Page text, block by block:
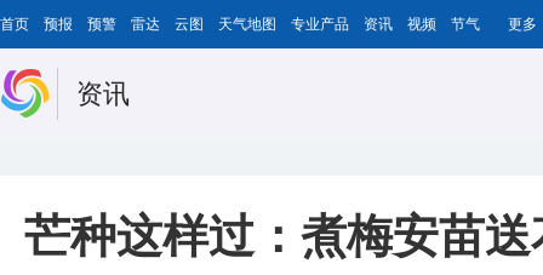
首页 预报 预警 雷达 云图 天气地图 专业产品 资讯 视频 节气 更多
资讯
芒种这样过：煮梅安苗